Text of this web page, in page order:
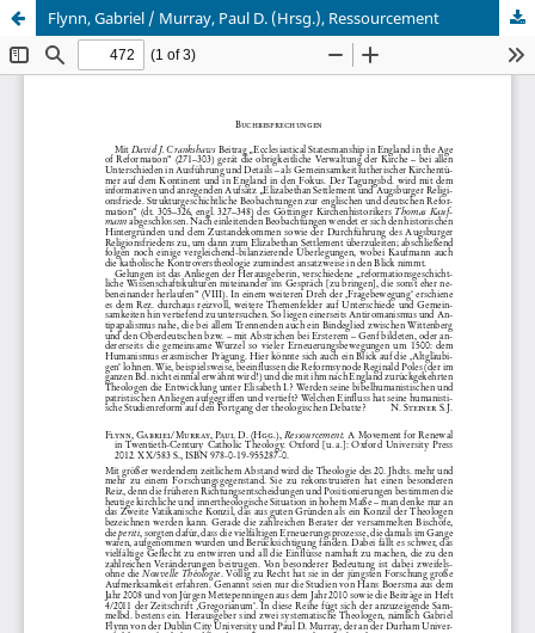
Flynn, Gabriel / Murray, Paul D. (Hrsg.), Ressourcement